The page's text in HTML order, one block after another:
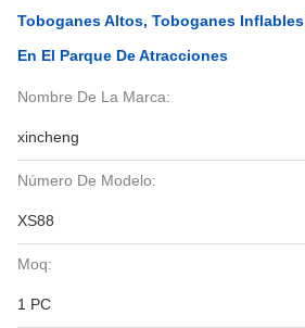
Toboganes Altos, Toboganes
En El Parque De Atracciones
Nombre De La Marca:
xincheng
Número De Modelo:
XS88
Moq:
1 PC